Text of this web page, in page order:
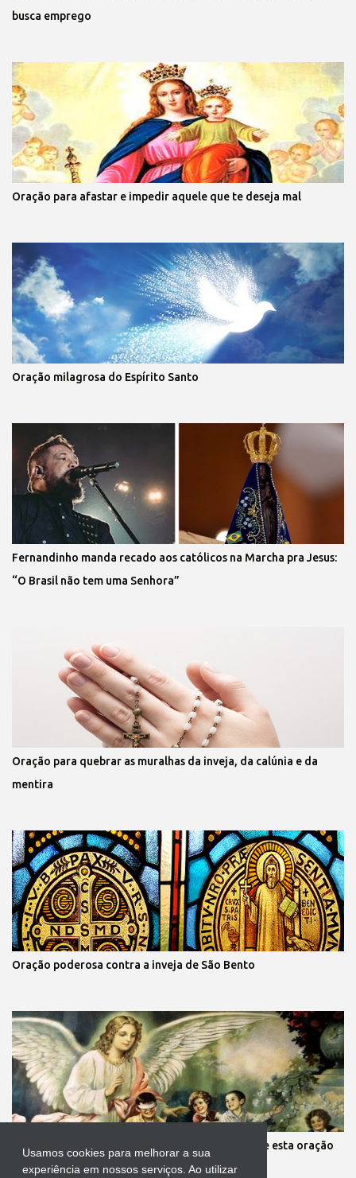
Usamos cookies para melhorar a sua
experiência em nossos serviços. Ao utilizar
busca emprego
Oração para afastar e impedir aquele que te deseja mal
Oração milagrosa do Espírito Santo
Fernandinho manda recado aos católicos na Marcha pra Jesus:
“O Brasil não tem uma Senhora”
Oração para quebrar as muralhas da inveja, da calúnia e da
mentira
Oração poderosa contra a inveja de São Bento
Mãe, você está preocupada com seus filhos? Reze esta oração
aos anjos da guarda deles